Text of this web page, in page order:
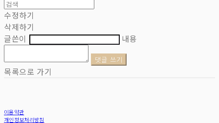
수정하기
삭제하기
글쓴이
내용
댓글 쓰기
목록으로 가기
이용약관
개인정보처리방침